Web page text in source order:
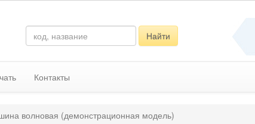
Найти
Контакты
волновая (демонстрационная модель)